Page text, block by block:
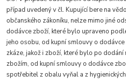
případ uvedený v čl. Kupující bere na
občanského zákoníku, nelze mimo jiné
dodávce zboží, které bylo upraveno
jeho osobu, od kupní smlouvy o
zkáze, jakož i zboží, které bylo po
zbožím, od kupní smlouvy o dodávce
spotřebitel z obalu vyňal a z